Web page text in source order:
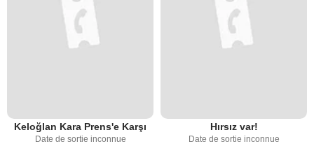
Keloğlan Kara Prens'e Karşı
Date de sortie inconnue
Hırsız var!
Date de sortie inconnue